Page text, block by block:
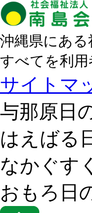
沖縄県にあ
すべてを利
サイトマ
与那原日
はえばる
なかぐす
おもろ日